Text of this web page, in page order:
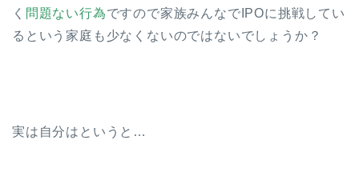
く 問題ない行為ですので家族みんなでIPOに挑戦してい
るという家庭も少なくないのではないでしょうか？
実は自分はというと…